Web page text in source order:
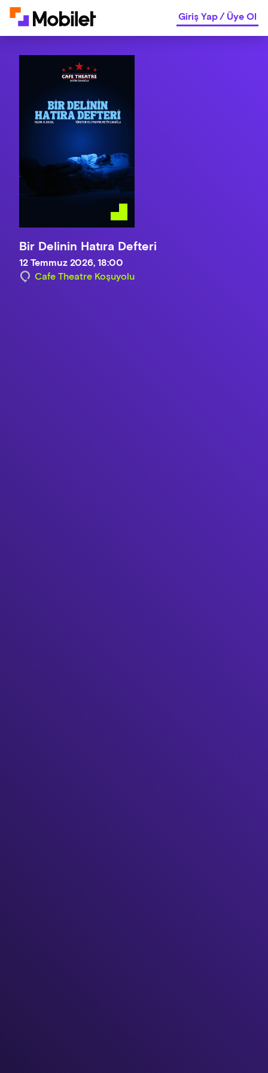
Giriş Yap/Üye Ol
Bir Delinin Hatıra Defteri
12 Temmuz 2026, 18:00
Cafe Theatre Koşuyolu